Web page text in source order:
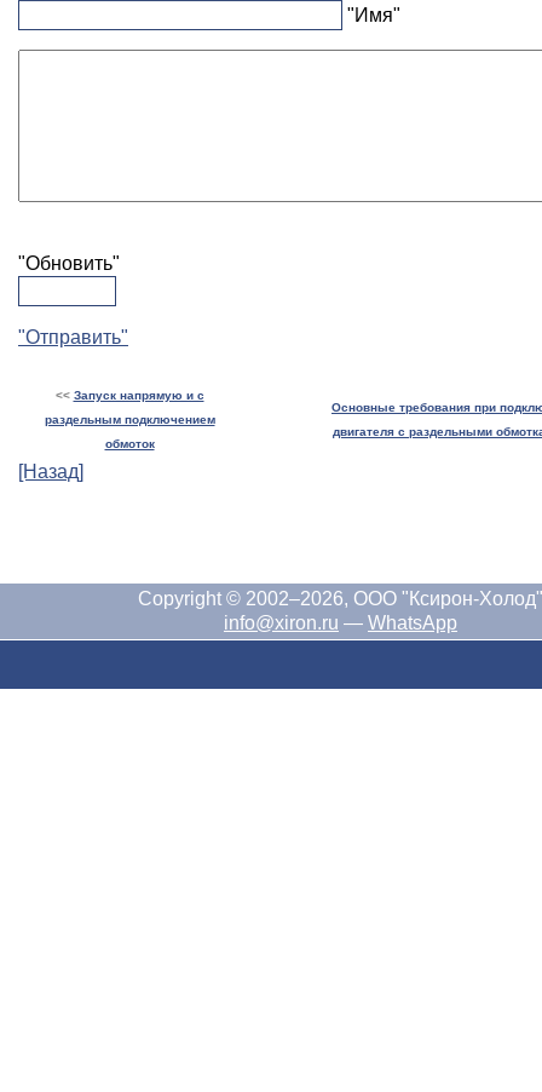
"Имя"
"Обновить"
"Отправить"
<< Запуск напрямую и с
раздельным подключением
обмоток
Основные требования при
двигателя с раздельными
[Назад]
Copyright © 2002–2026, ООО "Ксирон-Холод"
info@xiron.ru — WhatsApp